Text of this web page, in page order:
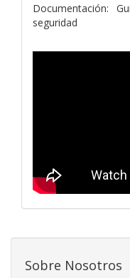
Documentación:
seguridad
Sobre Nosotros